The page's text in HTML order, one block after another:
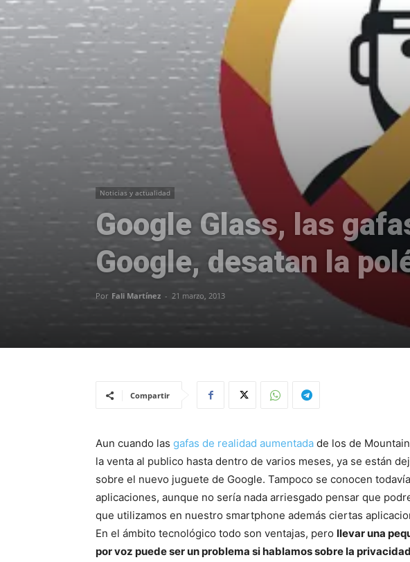
Noticias y actualidad
Google Glass, las
Google, desatan la
Por Fali Martínez - 21 marzo, 2013
Compartir
Aun cuando las gafas de realidad aumentada de los de
la venta al publico hasta dentro de varios meses, ya se están
sobre el nuevo juguete de Google. Tampoco se conocen
aplicaciones, aunque no sería nada arriesgado pensar que
que utilizamos en nuestro smartphone además ciertas
En el ámbito tecnológico todo son ventajas, pero llevar una
por voz puede ser un problema si hablamos sobre la